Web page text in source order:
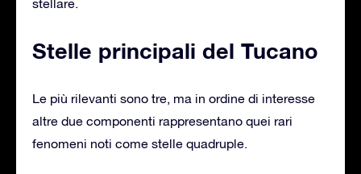
stellare.
Stelle principali del Tucano
Le più rilevanti sono tre, ma in ordine di interesse
altre due componenti rappresentano quei rari
fenomeni noti come stelle quadruple.